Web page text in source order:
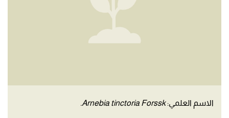
الاسم العلمي:Arnebia tinctoria Forssk.